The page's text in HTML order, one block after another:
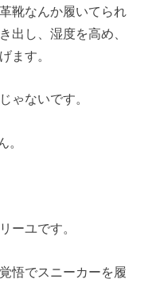
靴なんか履いてられ
出し、湿度を高め、
ます。
ゃないです。
。
ーユです。
悟でスニーカーを履